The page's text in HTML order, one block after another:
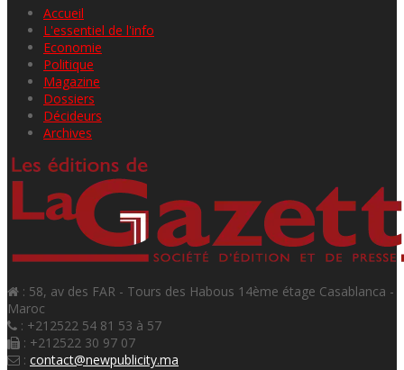
Accueil
L'essentiel de l'info
Economie
Politique
Magazine
Dossiers
Décideurs
Archives
: 58, av des FAR - Tours des Habous 14ème étage Casablanca -
Maroc
: +212522 54 81 53 à 57
: +212522 30 97 07
: contact@newpublicity.ma